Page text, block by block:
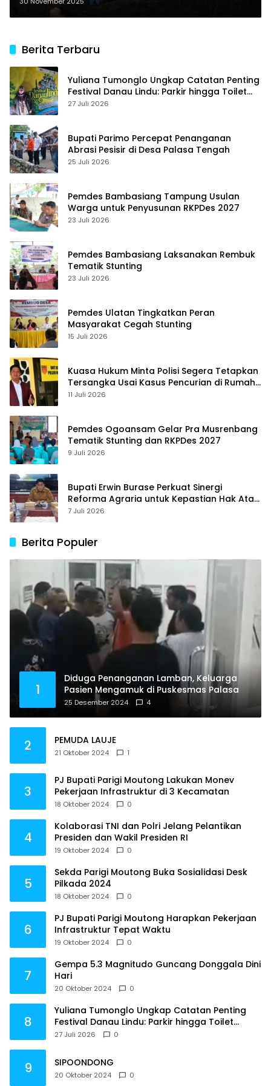
Berita Terbaru
Yuliana Tumonglo Ungkap Catatan Penting
Festival Danau Lindu: Parkir hingga Toilet
Harus Jadi Prioritas
27 Juli 2026
Bupati Parimo Percepat Penanganan
Abrasi Pesisir di Desa Palasa Tengah
25 Juli 2026
Pemdes Bambasiang Tampung Usulan
Warga untuk Penyusunan RKPDes 2027
23 Juli 2026
Pemdes Bambasiang Laksanakan Rembuk
Tematik Stunting
23 Juli 2026
Pemdes Ulatan Tingkatkan Peran
Masyarakat Cegah Stunting
15 Juli 2026
Kuasa Hukum Minta Polisi Segera Tetapkan
Tersangka Usai Kasus Pencurian di Rumah
Anggota Dewan Bantul di Sigi Naik
11 Juli 2026
Pemdes Ogoansam Gelar Pra Musrenbang
Tematik Stunting dan RKPDes 2027
9 Juli 2026
Bupati Erwin Burase Perkuat Sinergi
Reforma Agraria untuk Kepastian Hak Atas
Tanah bagi Masyarakat
7 Juli 2026
Berita Populer
1
Diduga Penanganan Lamban, Keluarga
Pasien Mengamuk di Puskesmas Palasa
25 Desember 2024 4
2 PEMUDA LAUJE
21 Oktober 2024 1
3
PJ Bupati Parigi Moutong Lakukan Monev
Pekerjaan Infrastruktur di 3 Kecamatan
18 Oktober 2024 0
4
Kolaborasi TNI dan Polri Jelang Pelantikan
Presiden dan Wakil Presiden RI
19 Oktober 2024 0
5
Sekda Parigi Moutong Buka Sosialidasi Desk
Pilkada 2024
18 Oktober 2024 0
6
PJ Bupati Parigi Moutong Harapkan Pekerjaan
Infrastruktur Tepat Waktu
19 Oktober 2024 0
7
Gempa 5.3 Magnitudo Guncang Donggala Dini
Hari
20 Oktober 2024 0
8
Yuliana Tumonglo Ungkap Catatan Penting
Festival Danau Lindu: Parkir hingga Toilet
Harus Jadi Prioritas
27 Juli 2026 0
9 SIPOONDONG
20 Oktober 2024 0